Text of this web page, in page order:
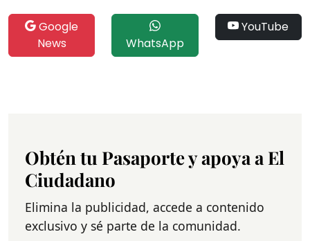
Google
News
WhatsApp
YouTube
Obtén tu Pasaporte y apoya a El
Ciudadano
Elimina la publicidad, accede a contenido
exclusivo y sé parte de la comunidad.